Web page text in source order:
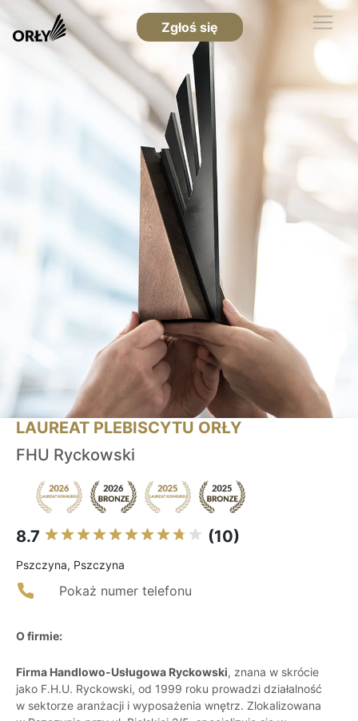
Zgłoś się
LAUREAT PLEBISCYTU ORŁY
FHU Ryckowski
8.7 (10)
Pszczyna, Pszczyna
Pokaż numer telefonu
O firmie:
Firma Handlowo-Usługowa Ryckowski, znana w skrócie
jako F.H.U. Ryckowski, od 1999 roku prowadzi działalność
w sektorze aranżacji i wyposażenia wnętrz. Zlokalizowana